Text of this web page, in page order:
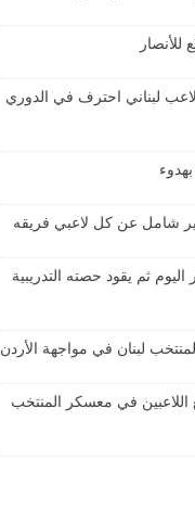
للأنصار
لبناني احترف في الدوري
شامل عن كل لاعبي فريقه
ثم يقود حصته التدريبية
لمنتخب لبنان في مواجهة الأردن
اللاعبين في معسكر المنتخب